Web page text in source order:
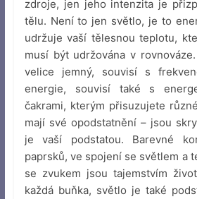
zdroje, jen jeho intenzita je
tělu. Není to jen světlo, je to
udržuje vaší tělesnou teplotu,
musí být udržována v
velice jemný, souvisí s
energie, souvisí také s
čakrami, kterým přisuzujete
mají své opodstatnění – jsou
je vaší podstatou. Barevné
paprsků, ve spojení se světlem a
se zvukem jsou tajemstvím
každá buňka, světlo je také